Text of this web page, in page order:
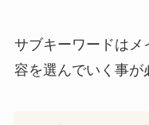
サブキーワードはメ
容を選んでいく事が